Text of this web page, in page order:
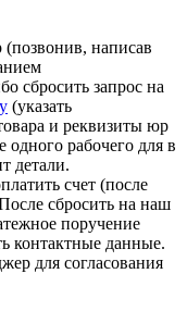
(позвонив, написав
сбросить запрос на
(указать
и реквизиты юр
одного рабочего для в
детали.
счет (после
сбросить на наш
поручение
контактные данные.
для согласования